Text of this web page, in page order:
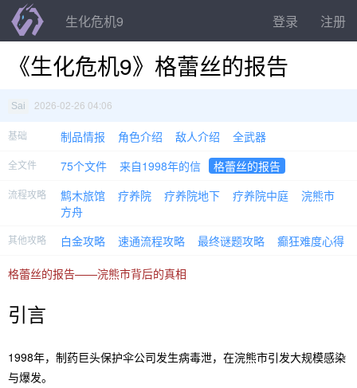
登录 注册
生化危机9
《生化危机9》格蕾丝的报告
Sai 2026-02-26 04:06
基础 制品情报 角色介绍 敌人介绍 全武器
全文件 75个文件 来自1998年的信 格蕾丝的报告
流程攻略 鹪木旅馆 疗养院 疗养院地下 疗养院中庭
浣熊市
方舟
其他攻略 白金攻略 速通流程攻略 最终谜题攻略 癫狂难度心得
格蕾丝的报告——浣熊市背后的真相
引言
1998年，制药巨头保护伞公司发生病毒泄，在浣熊市引发大规模感染
与爆发。